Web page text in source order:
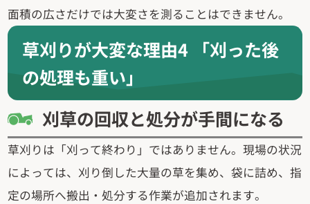
面積の広さだけでは大変さを測ることはできません。
草刈りが大変な理由4 「刈った後
の処理も重い」
刈草の回収と処分が手間になる
草刈りは「刈って終わり」ではありません。現場の状況
によっては、刈り倒した大量の草を集め、袋に詰め、指
定の場所へ搬出・処分する作業が追加されます。